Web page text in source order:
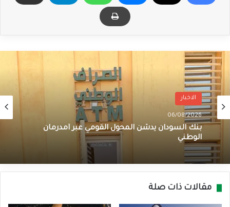
الاخبار
06/08/2026
بنك السودان يدشن المحول القومي عبر أمدرمان
الوطني
مقالات ذات صلة